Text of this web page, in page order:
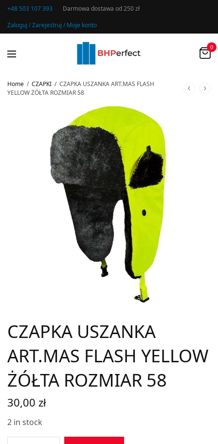
+48 503 107 393 Darmowa dostawa od 250 zł
Zaloguj / Zarejestruj / Moje konto
0
Home / CZAPKI / CZAPKA USZANKA ART.MAS FLASH
YELLOW ŻÓŁTA ROZMIAR 58
CZAPKA USZANKA
ART.MAS FLASH YELLOW
ŻÓŁTA ROZMIAR 58
30,00 zł
2 in stock